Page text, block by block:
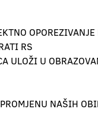
RS
ULOŽI U
NAŠIH